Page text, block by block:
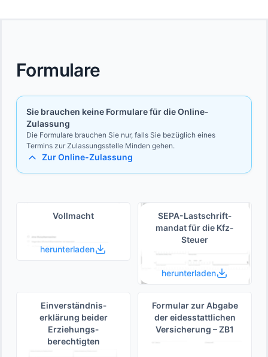
Formulare
Sie brauchen keine Formulare für die Online-
Zulassung
Die Formulare brauchen Sie nur, falls Sie bezüglich eines
Termins zur Zulassungsstelle Minden gehen.
Zur Online-Zulassung
Vollmacht
herunterladen
SEPA-Lastschrift­
mandat für die Kfz-
Steuer
herunterladen
Einverständnis­
erklärung beider
Erziehungs­
berechtigten
Formular zur Abgabe
der eides­stattlichen
Versicherung – ZB1